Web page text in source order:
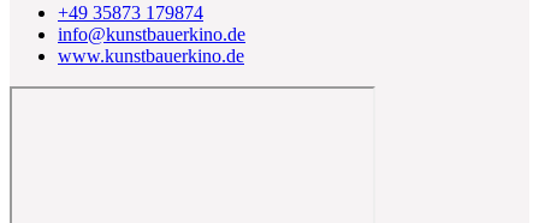
+49 35873 179874
info@kunstbauerkino.de
www.kunstbauerkino.de